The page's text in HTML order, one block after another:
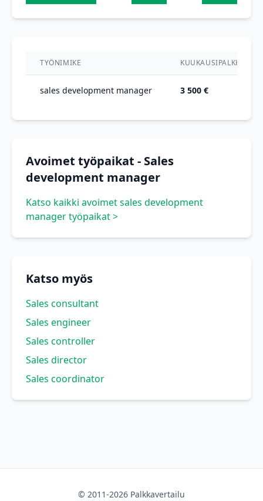
TYÖNIMIKE KUUKAUSIPALKKA
sales development manager 3 500 €
Avoimet työpaikat - Sales
development manager
Katso kaikki avoimet sales development
manager työpaikat >
Katso myös
Sales consultant
Sales engineer
Sales controller
Sales director
Sales coordinator
© 2011-2026 Palkkavertailu